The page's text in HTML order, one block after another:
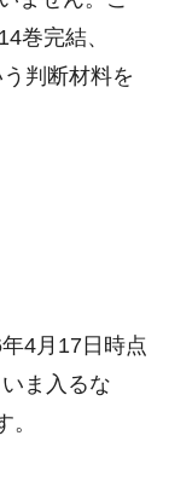
巻完結、
判断材料を
4月17日時点
ま入るな